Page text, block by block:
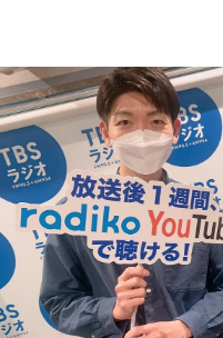
イベント・グッズ
YouTube
会社情報